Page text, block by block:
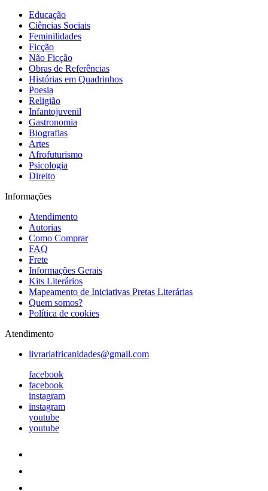
Educação
Ciências Sociais
Feminilidades
Ficção
Não Ficção
Obras de Referências
Histórias em Quadrinhos
Poesia
Religião
Infantojuvenil
Gastronomia
Biografias
Artes
Afrofuturismo
Psicologia
Direito
Informações
Atendimento
Autorias
Como Comprar
FAQ
Frete
Informações Gerais
Kits Literários
Mapeamento de Iniciativas Pretas Literárias
Quem somos?
Política de cookies
Atendimento
livrariafricanidades@gmail.com
facebook
facebook
instagram
instagram
youtube
youtube